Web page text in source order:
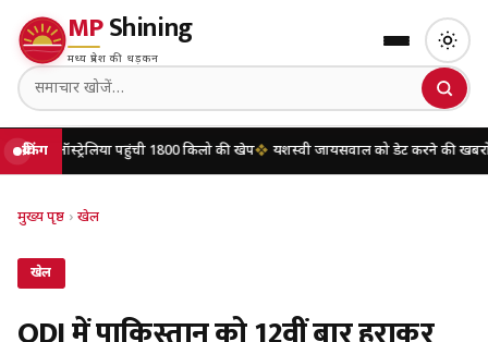
MPShining
मध्य प्रदेश की धड़कन
ब्रेकिंग
पहुंची 1800 किलो की खेप यशस्वी जायसवाल को डेट करने की खबरों पर मृणाल ठाकुर
मुख्य पृष्ठ › खेल
खेल